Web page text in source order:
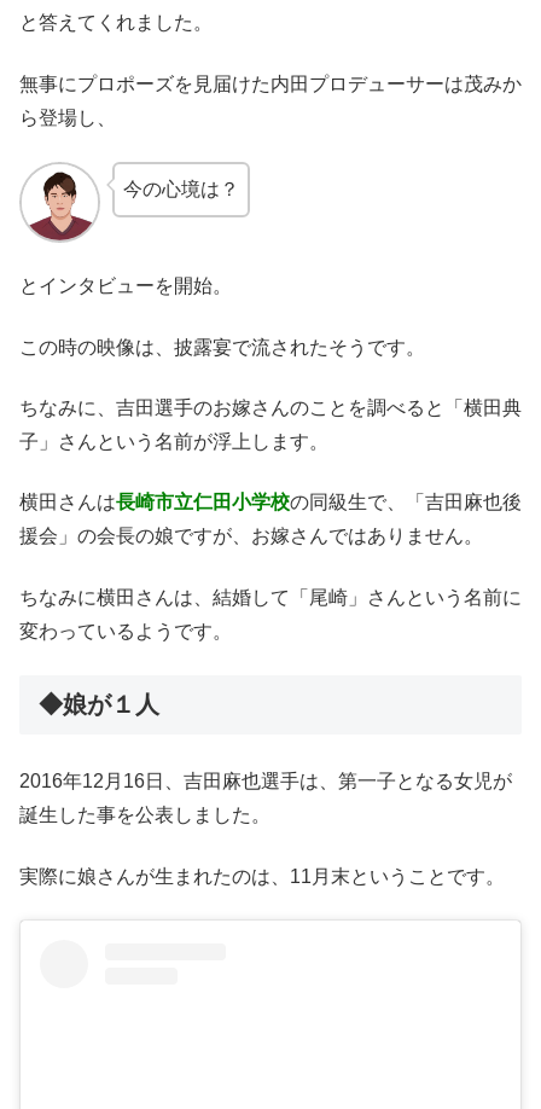
と答えてくれました。
無事にプロポーズを見届けた内田プロデューサーは茂みか
ら登場し、
今の心境は？
とインタビューを開始。
この時の映像は、披露宴で流されたそうです。
ちなみに、吉田選手のお嫁さんのことを調べると「横田典
子」さんという名前が浮上します。
横田さんは長崎市立仁田小学校の同級生で、「吉田麻也後
援会」の会長の娘ですが、お嫁さんではありません。
ちなみに横田さんは、結婚して「尾崎」さんという名前に
変わっているようです。
◆娘が１人
2016年12月16日、吉田麻也選手は、第一子となる女児が
誕生した事を公表しました。
実際に娘さんが生まれたのは、11月末ということです。